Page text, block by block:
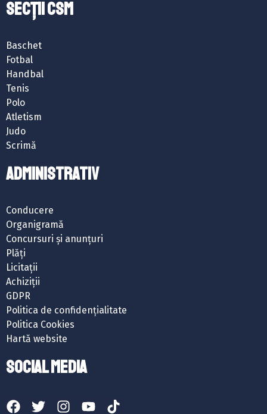
SECȚII CSM
Baschet
Fotbal
Handbal
Tenis
Polo
Atletism
Judo
Scrimă
ADMINISTRATIV
Conducere
Organigramă
Concursuri și anunțuri
Plăți
Licitații
Achiziții
GDPR
Politica de confidențialitate
Politica Cookies
Hartă website
SOCIAL MEDIA